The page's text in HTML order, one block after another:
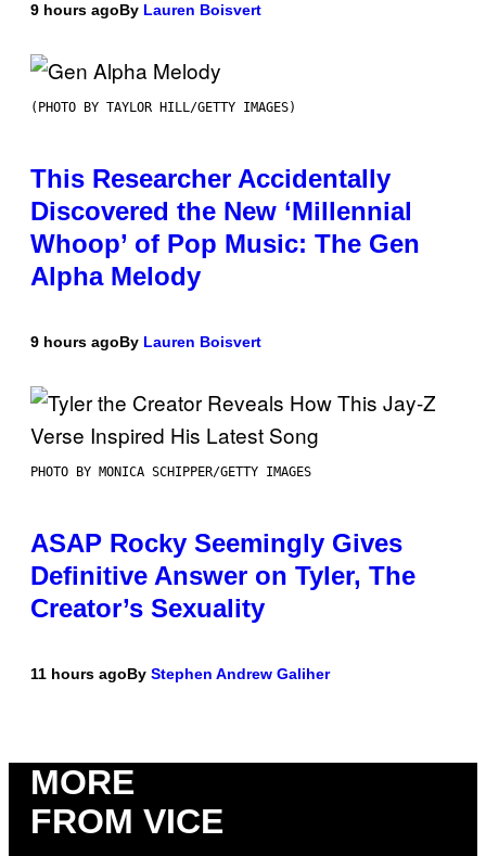
9 hours agoBy Lauren Boisvert
(PHOTO BY TAYLOR HILL/GETTY IMAGES)
This Researcher Accidentally
Discovered the New ‘Millennial
Whoop’ of Pop Music: The Gen
Alpha Melody
9 hours agoBy Lauren Boisvert
PHOTO BY MONICA SCHIPPER/GETTY IMAGES
ASAP Rocky Seemingly Gives
Definitive Answer on Tyler, The
Creator’s Sexuality
11 hours agoBy Stephen Andrew Galiher
MORE
FROM VICE